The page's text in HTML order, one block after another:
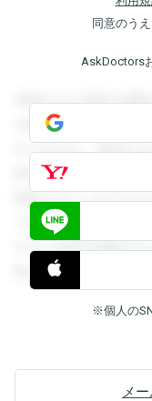
同意のう
AskDoctors
登録すると回答を閲
を閲覧することがで
ができます。登録す
録すると回答を閲覧
閲覧することができ
できます。登録する
すると回答を閲覧す
覧することができます
※個人の
メ